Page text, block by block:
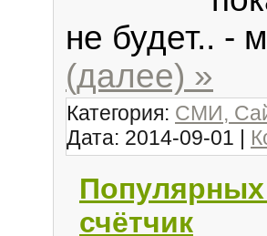
не будет.. -
(далее) »
Категория: СМИ,
Дата: 2014-09-01 |
Популярных
счётчик